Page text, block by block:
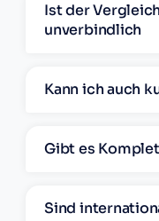
Ist der
unverbindlich
Kann ich auch
Gibt es
Sind